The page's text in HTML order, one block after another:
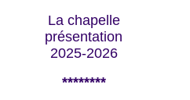
La chapelle
présentation
2025-2026
********